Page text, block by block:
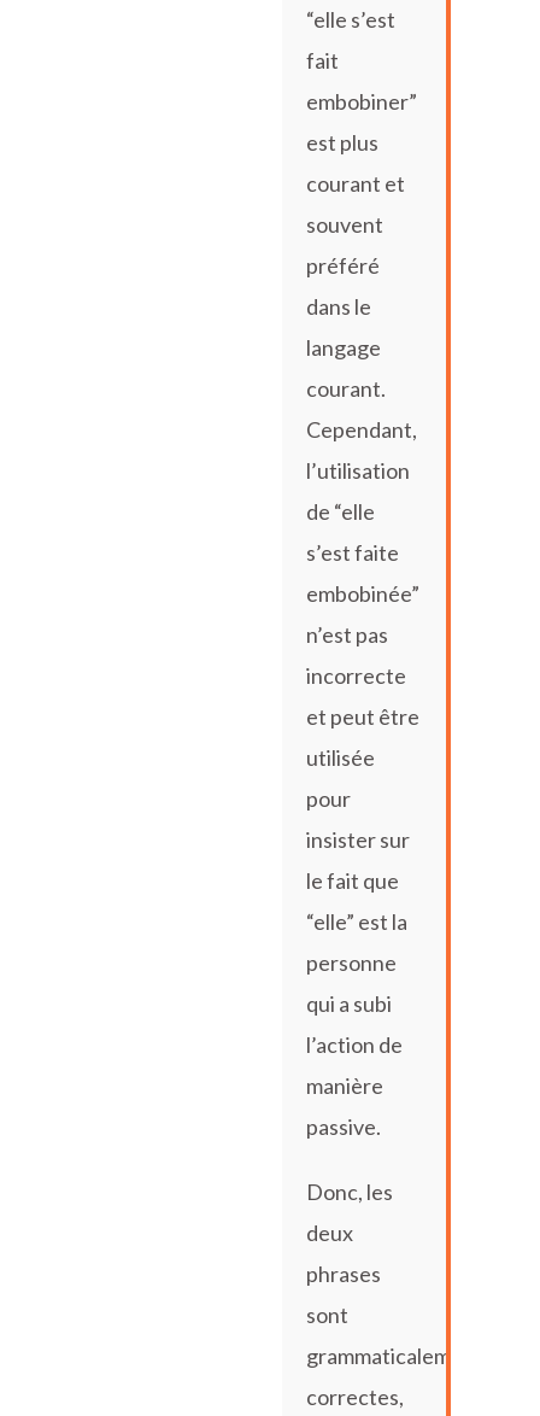
“elle s’est
fait
embobiner”
est plus
courant et
souvent
préféré
dans le
langage
courant.
Cependant,
l’utilisation
de “elle
s’est faite
embobinée”
n’est pas
incorrecte
et peut être
utilisée
pour
insister sur
le fait que
“elle” est la
personne
qui a subi
l’action de
manière
passive.
Donc, les
deux
phrases
sont
grammaticalement
correctes,